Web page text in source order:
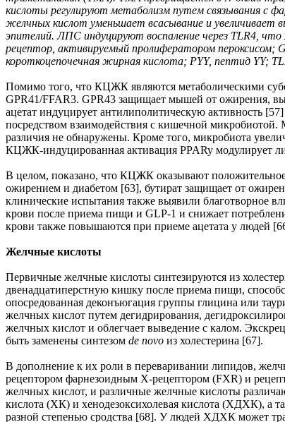
кислоты регулируют метаболизм путем связывания с
желчных кислот уменьшает всасывание и увеличивает
эпителий. ЛПС индуцируют воспаление через TLR4,
рецептор, активируемый пролифератором пероксисом;
короткоцепочечная жирная кислота; PYY, пептид YY;
Помимо того, что КЦЖК являются метаболическими
GPR41/FFAR3. GPR43 защищает мышей от ожирения,
ацетат индуцирует антилиполитическую активность
посредством взаимодействия с кишечной
различия не обнаружены. Кроме того, микробиота
КЦЖК-индуцированная активация PPARy модулирует
В целом, показано, что КЦЖК оказывают положительное
ожирением и диабетом [63], бутират защищает от
клинические испытания также выявили благотворное
крови после приема пищи и GLP-1 и снижает
крови также повышаются при приеме ацетата у людей
Желчные кислоты
Первичные желчные кислоты синтезируются из
двенадцатиперстную кишку после приема пищи,
опосредованная деконъюгация группы глицина или
желчных кислот путем дегидрирования,
желчных кислот и облегчает выведение с калом.
быть заменены синтезом de novo из холестерина [67].
В дополнение к их роли в переваривании липидов,
рецептором фарнезоидным X-рецептором (FXR) и
желчных кислот, и различные желчные кислоты
кислота (ХК) и хенодезоксихолевая кислота (ХДХК), а
разной степенью сродства [68]. У людей ХДХК может